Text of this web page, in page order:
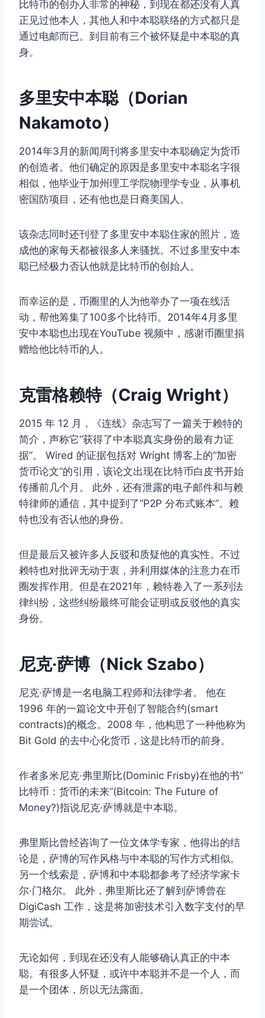
比特币的创办人非常的神秘，到现在都还没有人真
正见过他本人，其他人和中本聪联络的方式都只是
通过电邮而已。到目前有三个被怀疑是中本聪的真
身。
多里安中本聪（Dorian
Nakamoto）
2014年3月的新闻周刊将多里安中本聪确定为货币
的创造者。他们确定的原因是多里安中本聪名字很
相似，他毕业于加州理工学院物理学专业，从事机
密国防项目，还有他也是日裔美国人。
该杂志同时还刊登了多里安中本聪住家的照片，造
成他的家每天都被很多人来骚扰。不过多里安中本
聪已经极力否认他就是比特币的创始人。
而幸运的是，币圈里的人为他举办了一项在线活
动，帮他筹集了100多个比特币。2014年4月多里
安中本聪也出现在YouTube 视频中，感谢币圈里捐
赠给他比特币的人。
克雷格赖特（Craig Wright）
2015 年 12 月，《连线》杂志写了一篇关于赖特的
简介，声称它“获得了中本聪真实身份的最有力证
据”。 Wired 的证据包括对 Wright 博客上的“加密
货币论文”的引用，该论文出现在比特币白皮书开始
传播前几个月。 此外，还有泄露的电子邮件和与赖
特律师的通信，其中提到了“P2P 分布式账本”。赖
特也没有否认他的身份。
但是最后又被许多人反驳和质疑他的真实性。不过
赖特也对批评无动于衷，并利用媒体的注意力在币
圈发挥作用。但是在2021年，赖特卷入了一系列法
律纠纷，这些纠纷最终可能会证明或反驳他的真实
身份。
尼克·萨博（Nick Szabo）
尼克·萨博是一名电脑工程师和法律学者。 他在
1996 年的一篇论文中开创了智能合约(smart
contracts)的概念。2008 年，他构思了一种他称为
Bit Gold 的去中心化货币，这是比特币的前身。
作者多米尼克·弗里斯比(Dominic Frisby)在他的书”
比特币：货币的未来”(Bitcoin: The Future of
Money?)指说尼克·萨博就是中本聪。
弗里斯比曾经咨询了一位文体学专家，他得出的结
论是，萨博的写作风格与中本聪的写作方式相似。
另一个线索是，萨博和中本聪都参考了经济学家卡
尔·门格尔。 此外，弗里斯比还了解到萨博曾在
DigiCash 工作，这是将加密技术引入数字支付的早
期尝试。
无论如何，到现在还没有人能够确认真正的中本
聪。有很多人怀疑，或许中本聪并不是一个人，而
是一个团体，所以无法露面。